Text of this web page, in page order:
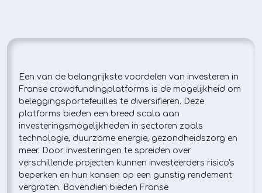
Een van de belangrijkste voordelen van investeren in
Franse crowdfundingplatforms is de mogelijkheid om
beleggingsportefeuilles te diversifiëren. Deze
platforms bieden een breed scala aan
investeringsmogelijkheden in sectoren zoals
technologie, duurzame energie, gezondheidszorg en
meer. Door investeringen te spreiden over
verschillende projecten kunnen investeerders risico's
beperken en hun kansen op een gunstig rendement
vergroten. Bovendien bieden Franse